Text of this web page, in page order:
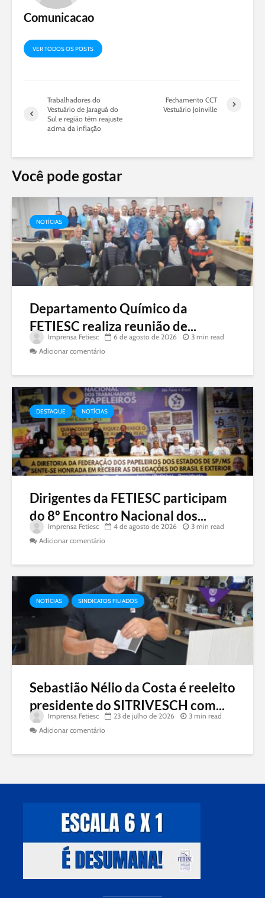
Comunicacao
VER TODOS OS POSTS
Trabalhadores do
Vestuário de Jaraguá do
Sul e região têm reajuste
acima da inflação
Fechamento CCT
Vestuário Joinville
Você pode gostar
NOTÍCIAS
Departamento Químico da
FETIESC realiza reunião de...
Imprensa Fetiesc 6 de agosto de 2026
3 min read
Adicionar comentário
DESTAQUE NOTÍCIAS
Dirigentes da FETIESC participam
do 8º Encontro Nacional dos...
Imprensa Fetiesc 4 de agosto de 2026
3 min read
Adicionar comentário
NOTÍCIAS SINDICATOS FILIADOS
Sebastião Nélio da Costa é reeleito
presidente do SITRIVESCH com...
Imprensa Fetiesc 23 de julho de 2026
3 min read
Adicionar comentário